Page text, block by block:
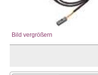
Bild vergrößern